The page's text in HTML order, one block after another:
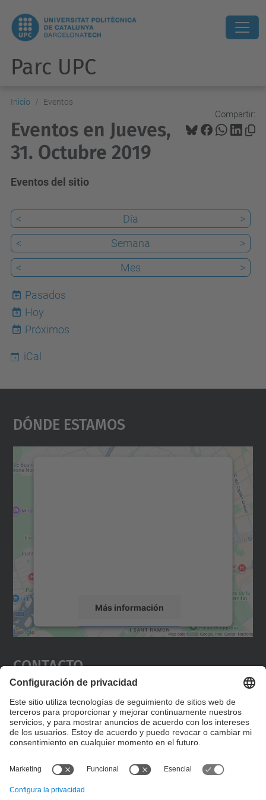
Parc UPC
Inicio Eventos
Compartir:
Eventos en Jueves,
31. Octubre 2019
Eventos del sitio
< Día
>
<
Semana
>
<
Mes >
Pasados
6
Hoy
Próximos
iCal
Dónde Estamos
Más información
Aceptar
powered by
Contacto
Editad en la página "Contacto personalizado", que
encontraréis en la raíz de español, vuestros datos
personalizados de contacto.
Formulario de contacto